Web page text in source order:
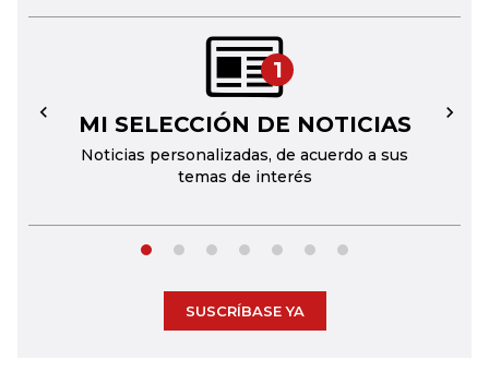
1
MI SELECCIÓN DE NOTICIAS
Noticias personalizadas, de acuerdo a sus
temas de interés
← →
SUSCRÍBASE YA